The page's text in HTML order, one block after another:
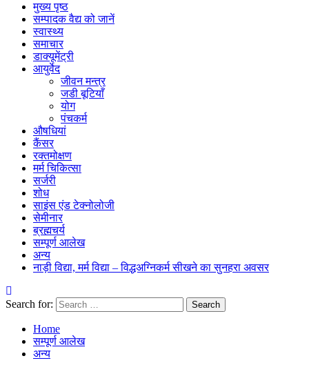
मुख्य पृष्ठ
सम्पादक वैद्य को जानें
स्वास्थ्य
समाचार
डाक्यूमेंट्री
आयुर्वेद
जीवन मन्त्र
जडी बूटियाँ
योग
पंचकर्म
औषधियां
कैंसर
रक्तमोक्षण
मर्म चिकित्सा
सर्जरी
शोध
साइंस एंड टेक्नोलोजी
सेमीनार
ब्रह्मचर्य
सम्पूर्ण आलेख
अन्य
नाड़ी विद्या, मर्म विद्या – विद्धअग्निकर्म सीखने का सुनहरा अवसर
Search for:
Home
सम्पूर्ण आलेख
अन्य